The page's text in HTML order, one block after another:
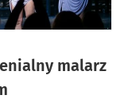
malarz